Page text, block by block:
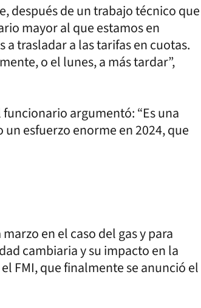
después de un trabajo técnico que
mayor al que estamos en
trasladar a las tarifas en cuotas.
o el lunes, a más tardar”,
argumentó: “Es una
esfuerzo enorme en 2024, que
en el caso del gas y para
cambiaria y su impacto en la
FMI, que finalmente se anunció el